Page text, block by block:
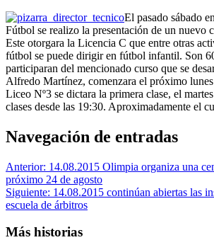
El pasado sábado
Fútbol se realizo la presentación de un nuevo
Este otorgara la Licencia C que entre otras
fútbol se puede dirigir en fútbol infantil. Son
participaran del mencionado curso que se
Alfredo Martínez, comenzara el próximo lunes
Liceo Nº3 se dictara la primera clase, el
clases desde las 19:30. Aproximadamente el
Navegación de entradas
Anterior: 14.08.2015 Olimpia organiza una
próximo 24 de agosto
Siguiente: 14.08.2015 continúan abiertas las
escuela de árbitros
Más historias